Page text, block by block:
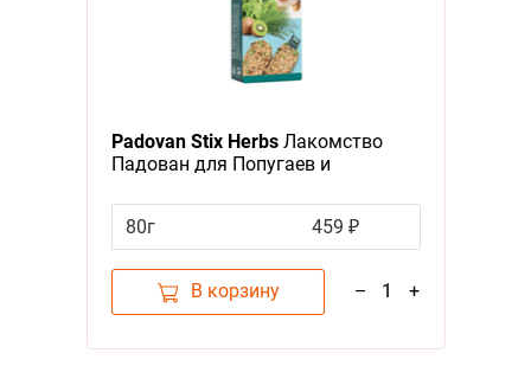
Padovan Stix HerbsЛакомство
Падован для Попугаев и
Антистрессовые с травами
80г 459 ₽
В корзину – 1 +